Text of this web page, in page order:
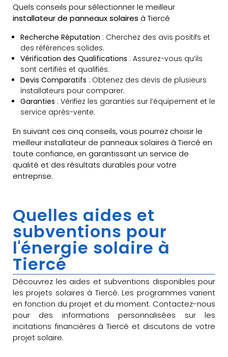
Quels conseils pour sélectionner le meilleur
installateur de panneaux solaires à Tiercé
Recherche Réputation : Cherchez des avis positifs et
des références solides.
Vérification des Qualifications : Assurez-vous qu’ils
sont certifiés et qualifiés.
Devis Comparatifs : Obtenez des devis de plusieurs
installateurs pour comparer.
Garanties : Vérifiez les garanties sur l’équipement et le
service après-vente.
En suivant ces cinq conseils, vous pourrez choisir le
meilleur installateur de panneaux solaires à Tiercé en
toute confiance, en garantissant un service de
qualité et des résultats durables pour votre
entreprise.
Quelles aides et
subventions pour
l'énergie solaire à
Tiercé
Découvrez les aides et subventions disponibles pour
les projets solaires à Tiercé. Les programmes varient
en fonction du projet et du moment. Contactez-nous
pour des informations personnalisées sur les
incitations financières à Tiercé et discutons de votre
projet solaire.